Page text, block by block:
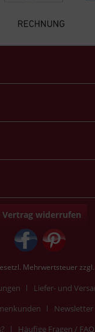
Vertrag widerrufen
Mehrwertsteuer zzgl.
Liefer- und
Newsletter
Häufige Fragen / FAQ